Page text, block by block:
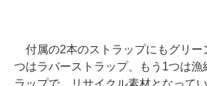
付属の2本のストラップにもグリー
つはラバーストラップ、もう1つは漁
ラップで、リサイクル素材となって